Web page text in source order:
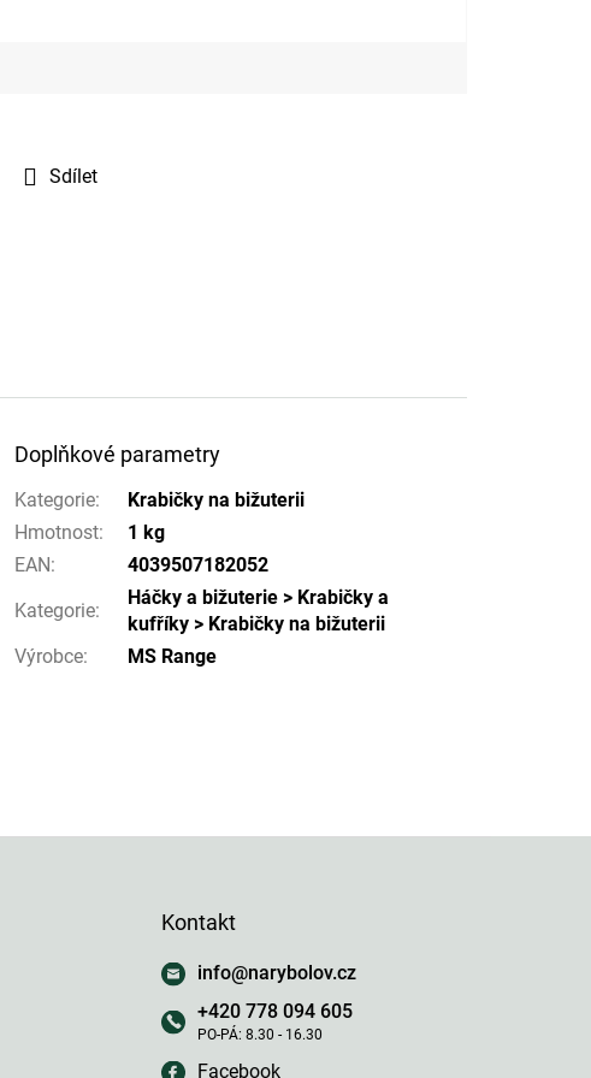
Sdílet
Doplňkové parametry
Kategorie:
Krabičky na bižuterii
Hmotnost:
1 kg
EAN:
4039507182052
Kategorie:
Háčky a bižuterie > Krabičky a
kufříky > Krabičky na bižuterii
Výrobce: MS Range
Kontakt
info@narybolov.cz
+420 778 094 605
Facebook